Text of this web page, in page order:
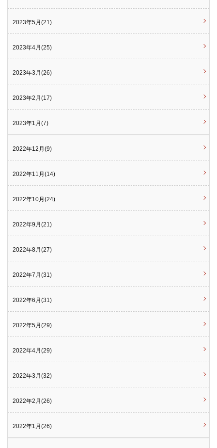
2023年5月(21)
2023年4月(25)
2023年3月(26)
2023年2月(17)
2023年1月(7)
2022年12月(9)
2022年11月(14)
2022年10月(24)
2022年9月(21)
2022年8月(27)
2022年7月(31)
2022年6月(31)
2022年5月(29)
2022年4月(29)
2022年3月(32)
2022年2月(26)
2022年1月(26)